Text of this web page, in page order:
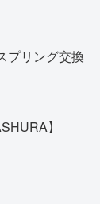
プリング交換
】